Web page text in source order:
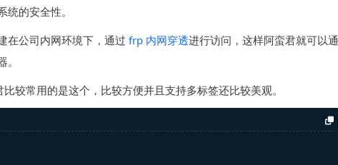
的安全性。
在公司内网环境下，通过 frp 内网穿透进行访问，这样阿蛮君就可以通
较常用的是这个，比较方便并且支持多标签还比较美观。